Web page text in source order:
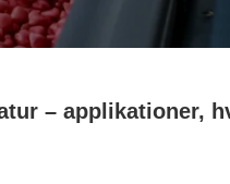
– applikationer,